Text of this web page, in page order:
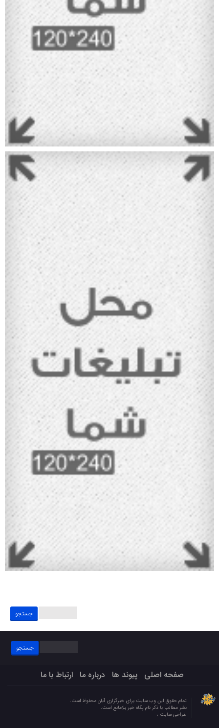
جستجو
برای:
جستجو
برای:
صفحه اصلی پیوند ها درباره ما ارتباط با ما
تمام حقوق این وب سایت برای خبرگزاری آبان محفوظ است.
نشر مطالب با ذکر نام پگاه خبر بلامانع است.
طراحی سایت :